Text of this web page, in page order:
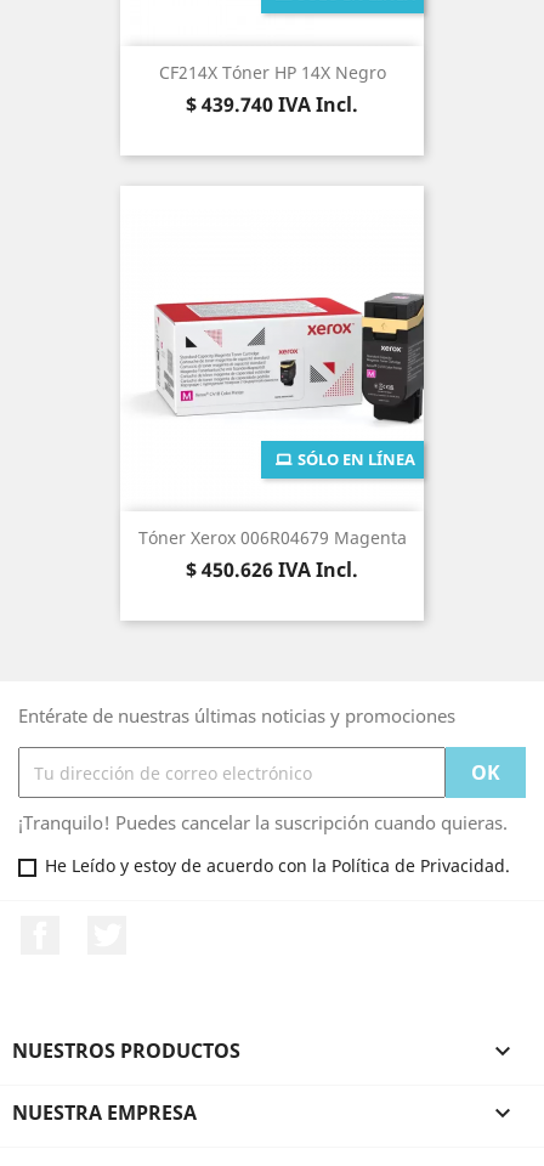
CF214X Tóner HP 14X Negro
Precio
$ 439.740IVA Incl.
Tóner Xerox 006R04679 Magenta
Precio
$ 450.626IVA Incl.
SÓLO EN LÍNEA
Entérate de nuestras últimas noticias y promociones
¡Tranquilo! Puedes cancelar la suscripción cuando quieras.
He Leído y estoy de acuerdo con la Política de Privacidad.
NUESTROS PRODUCTOS 
NUESTRA EMPRESA 